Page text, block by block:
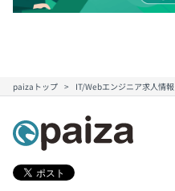
paizaトップ IT/Webエンジニア求人情報